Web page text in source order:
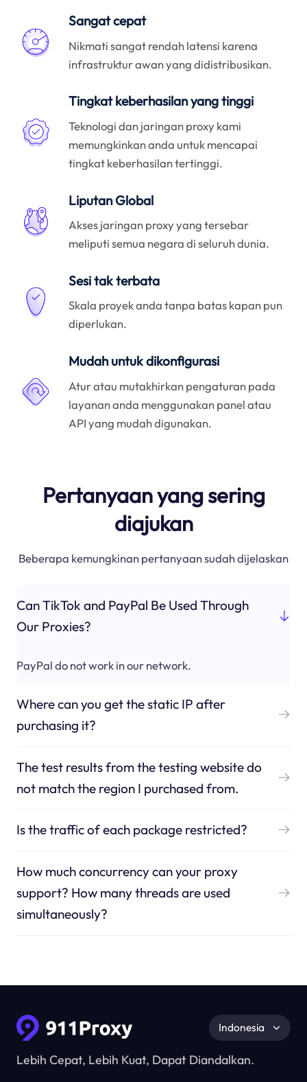
Sangat cepat
Nikmati sangat rendah latensi karena
infrastruktur awan yang didistribusikan.
Tingkat keberhasilan yang tinggi
Teknologi dan jaringan proxy kami
memungkinkan anda untuk mencapai
tingkat keberhasilan tertinggi.
Liputan Global
Akses jaringan proxy yang tersebar
meliputi semua negara di seluruh dunia.
Sesi tak terbata
Skala proyek anda tanpa batas kapan pun
diperlukan.
Mudah untuk dikonfigurasi
Atur atau mutakhirkan pengaturan pada
layanan anda menggunakan panel atau
API yang mudah digunakan.
Pertanyaan yang sering
diajukan
Beberapa kemungkinan pertanyaan sudah dijelaskan
Can TikTok and PayPal Be Used Through
Our Proxies?
PayPal do not work in our network.
Where can you get the static IP after
purchasing it?
The test results from the testing website do
not match the region I purchased from.
Is the traffic of each package restricted?
How much concurrency can your proxy
support? How many threads are used
simultaneously?
Lebih Cepat, Lebih Kuat, Dapat Diandalkan.
Indonesia